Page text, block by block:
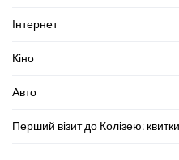
Інтернет
Кіно
Авто
Перший візит до Колізею: